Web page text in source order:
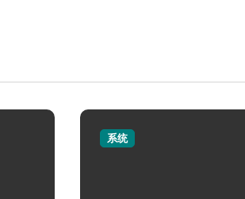
系统